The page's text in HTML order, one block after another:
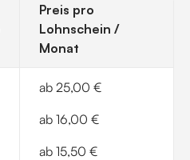
Preis pro
Lohnschein /
Monat
ab 25,00 €
ab 16,00 €
ab 15,50 €